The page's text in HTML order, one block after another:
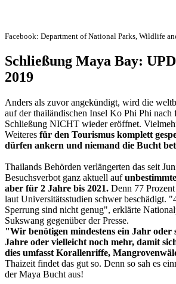
Facebook: Department of National Parks, Wildlife
Schließung Maya Bay:
2019
Anders als zuvor angekündigt, wird die
auf der thailändischen Insel Ko Phi Phi nach
Schließung NICHT wieder eröffnet.
Weiteres für den Tourismus komplett
dürfen ankern und niemand die Bucht
Thailands Behörden verlängerten das seit
Besuchsverbot ganz aktuell auf
aber für 2 Jahre bis 2021. Denn 77
laut Universitätsstudien schwer beschädigt.
Sperrung sind nicht genug", erklärte
Sukswang gegenüber der Presse.
"Wir benötigen mindestens ein Jahr oder
Jahre oder vielleicht noch mehr, damit
dies umfasst Korallenriffe,
Thaizeit findet das gut so. Denn so sah es
der Maya Bucht aus!